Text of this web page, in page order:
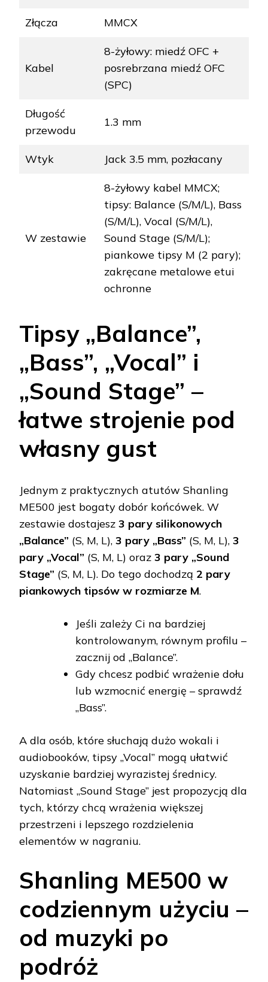
Złącza MMCX
Kabel
8-żyłowy: miedź OFC +
posrebrzana miedź OFC
(SPC)
Długość
przewodu
1.3 mm
Wtyk Jack 3.5 mm, pozłacany
W zestawie
8-żyłowy kabel MMCX;
tipsy: Balance (S/M/L), Bass
(S/M/L), Vocal (S/M/L),
Sound Stage (S/M/L);
piankowe tipsy M (2 pary);
zakręcane metalowe etui
ochronne
Tipsy „Balance”,
„Bass”, „Vocal” i
„Sound Stage” –
łatwe strojenie pod
własny gust
Jednym z praktycznych atutów Shanling
ME500 jest bogaty dobór końcówek. W
zestawie dostajesz 3 pary silikonowych
„Balance” (S, M, L), 3 pary „Bass” (S, M, L), 3
pary „Vocal” (S, M, L) oraz 3 pary „Sound
Stage” (S, M, L). Do tego dochodzą 2 pary
piankowych tipsów w rozmiarze M.
Jeśli zależy Ci na bardziej
kontrolowanym, równym profilu –
zacznij od „Balance”.
Gdy chcesz podbić wrażenie dołu
lub wzmocnić energię – sprawdź
„Bass”.
A dla osób, które słuchają dużo wokali i
audiobooków, tipsy „Vocal” mogą ułatwić
uzyskanie bardziej wyrazistej średnicy.
Natomiast „Sound Stage” jest propozycją dla
tych, którzy chcą wrażenia większej
przestrzeni i lepszego rozdzielenia
elementów w nagraniu.
Shanling ME500 w
codziennym użyciu –
od muzyki po
podróż